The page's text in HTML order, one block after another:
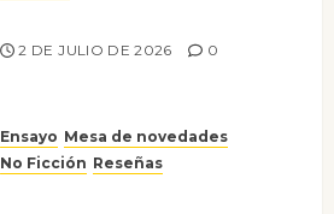
2 DE JULIO DE 2026 0
Ensayo Mesa de novedades
No Ficción Reseñas